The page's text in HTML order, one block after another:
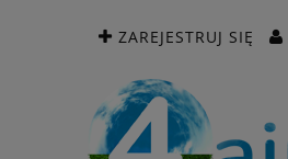
ZAREJESTRUJ SIĘ